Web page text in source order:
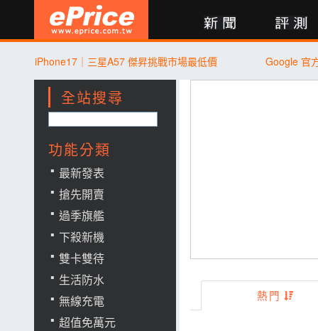
評測 討論 產品 買賣 登入
iPhone17｜三星A57 傑昇挑戰市場最低價 Google 官
全站搜尋
功能分類
最新發表
搶先開賣
過季旗艦
下殺新機
雙卡雙待
生活防水
無線充電
超值免萬元
熱門